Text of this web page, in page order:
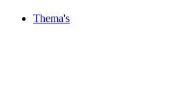
Thema's